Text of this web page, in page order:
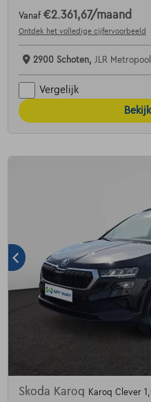
Vanaf €2.361,67/maand
Ontdek het volledige cijfervoorbeeld
2900 Schoten, JLR
Vergelijk
Skoda Karoq Karoq Clever